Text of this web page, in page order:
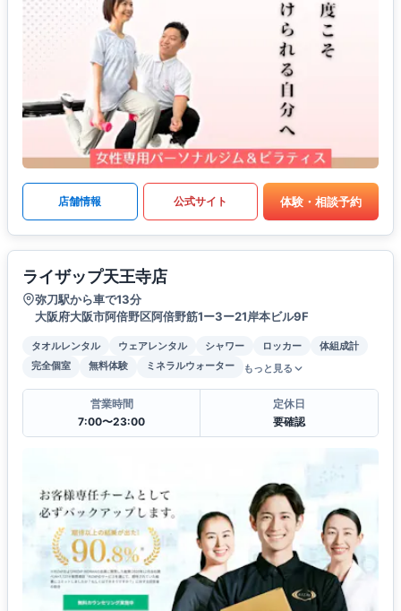
店舗情報 公式サイト 体験・相談予約
ライザップ天王寺店
弥刀駅から車で13分
大阪府大阪市阿倍野区阿倍野筋1ー3ー21岸本ビル9F
タオルレンタル ウェアレンタル シャワー ロッカー
体組成計
完全個室
無料体験 ミネラルウォーター もっと見る
営業時間
7:00〜23:00
定休日
要確認